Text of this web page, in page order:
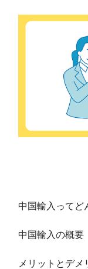
中国輸入ってど
中国輸入の概要
メリットとデメ